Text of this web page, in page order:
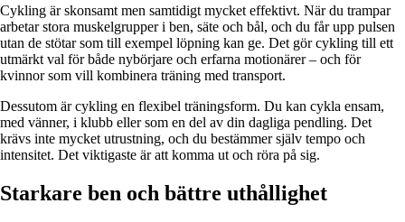
Cykling är skonsamt men samtidigt mycket effektivt. När du trampar
arbetar stora muskelgrupper i ben, säte och bål, och du får upp pulsen
utan de stötar som till exempel löpning kan ge. Det gör cykling till ett
utmärkt val för både nybörjare och erfarna motionärer – och för
kvinnor som vill kombinera träning med transport.
Dessutom är cykling en flexibel träningsform. Du kan cykla ensam,
med vänner, i klubb eller som en del av din dagliga pendling. Det
krävs inte mycket utrustning, och du bestämmer själv tempo och
intensitet. Det viktigaste är att komma ut och röra på sig.
Starkare ben och bättre uthållighet